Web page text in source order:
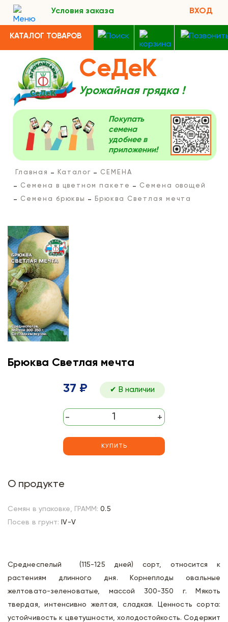
Условия заказа ВХОД
КАТАЛОГ ТОВАРОВ
СеДеК
Урожайная грядка !
Покупать
семена
удобнее в
приложении!
Главная Каталог
СЕМЕНА
Семена в цветном пакете
Семена овощей
Семена брюквы
Брюква Светлая мечта
Брюква Светлая мечта
37 ₽ ✔ В наличии
- +
КУПИТЬ
О продукте
Семян в упаковке, ГРАММ: 0.5
Посев в грунт: IV-V
Среднеспелый (115-125 дней) сорт, относится к
растениям длинного дня. Корнеплоды овальные
желтовато-зеленоватые, массой 300-350 г. Мякоть
твердая, интенсивно желтая, сладкая. Ценность сорта:
устойчивость к цветушности, холодостойкость. Содержит